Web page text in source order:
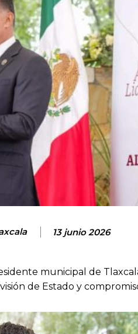
13 junio 2026
municipal de
de Estado y